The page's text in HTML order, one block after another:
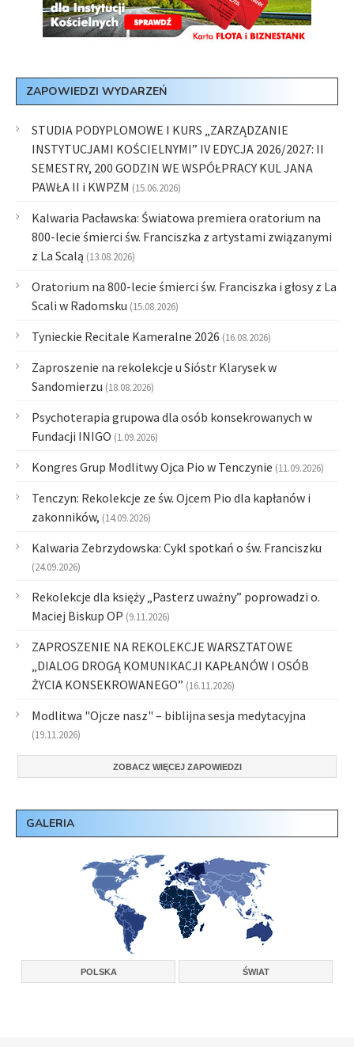
ZAPOWIEDZI WYDARZEŃ
STUDIA PODYPLOMOWE I KURS „ZARZĄDZANIE
INSTYTUCJAMI KOŚCIELNYMI” IV EDYCJA 2026/2027: II
SEMESTRY, 200 GODZIN WE WSPÓŁPRACY KUL JANA
PAWŁA II i KWPZM (15.06.2026)
Kalwaria Pacławska: Światowa premiera oratorium na
800-lecie śmierci św. Franciszka z artystami związanymi
z La Scalą (13.08.2026)
Oratorium na 800-lecie śmierci św. Franciszka i głosy z La
Scali w Radomsku (15.08.2026)
Tynieckie Recitale Kameralne 2026 (16.08.2026)
Zaproszenie na rekolekcje u Sióstr Klarysek w
Sandomierzu (18.08.2026)
Psychoterapia grupowa dla osób konsekrowanych w
Fundacji INIGO (1.09.2026)
Kongres Grup Modlitwy Ojca Pio w Tenczynie (11.09.2026)
Tenczyn: Rekolekcje ze św. Ojcem Pio dla kapłanów i
zakonników, (14.09.2026)
Kalwaria Zebrzydowska: Cykl spotkań o św. Franciszku
(24.09.2026)
Rekolekcje dla księży „Pasterz uważny” poprowadzi o.
Maciej Biskup OP (9.11.2026)
ZAPROSZENIE NA REKOLEKCJE WARSZTATOWE
„DIALOG DROGĄ KOMUNIKACJI KAPŁANÓW I OSÓB
ŻYCIA KONSEKROWANEGO” (16.11.2026)
Modlitwa "Ojcze nasz" – biblijna sesja medytacyjna
(19.11.2026)
ZOBACZ WIĘCEJ ZAPOWIEDZI
GALERIA
POLSKA ŚWIAT